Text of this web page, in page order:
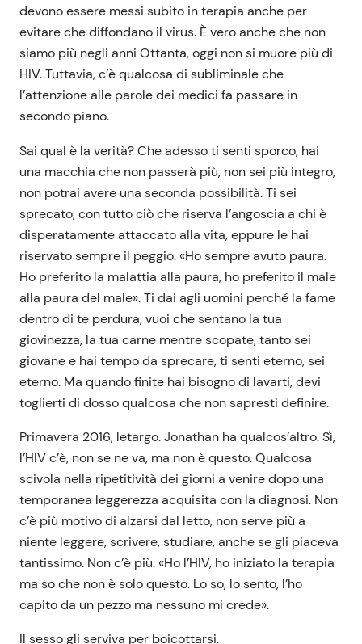
devono essere messi subito in terapia anche per
evitare che diffondano il virus. È vero anche che non
siamo più negli anni Ottanta, oggi non si muore più di
HIV. Tuttavia, c’è qualcosa di subliminale che
l’attenzione alle parole dei medici fa passare in
secondo piano.
Sai qual è la verità? Che adesso ti senti sporco, hai
una macchia che non passerà più, non sei più integro,
non potrai avere una seconda possibilità. Ti sei
sprecato, con tutto ciò che riserva l’angoscia a chi è
disperatamente attaccato alla vita, eppure le hai
riservato sempre il peggio. «Ho sempre avuto paura.
Ho preferito la malattia alla paura, ho preferito il male
alla paura del male». Ti dai agli uomini perché la fame
dentro di te perdura, vuoi che sentano la tua
giovinezza, la tua carne mentre scopate, tanto sei
giovane e hai tempo da sprecare, ti senti eterno, sei
eterno. Ma quando finite hai bisogno di lavarti, devi
toglierti di dosso qualcosa che non sapresti definire.
Primavera 2016, letargo. Jonathan ha qualcos’altro. Sì,
l’HIV c’è, non se ne va, ma non è questo. Qualcosa
scivola nella ripetitività dei giorni a venire dopo una
temporanea leggerezza acquisita con la diagnosi. Non
c’è più motivo di alzarsi dal letto, non serve più a
niente leggere, scrivere, studiare, anche se gli piaceva
tantissimo. Non c’è più. «Ho l’HIV, ho iniziato la terapia
ma so che non è solo questo. Lo so, lo sento, l’ho
capito da un pezzo ma nessuno mi crede».
Il sesso gli serviva per boicottarsi.